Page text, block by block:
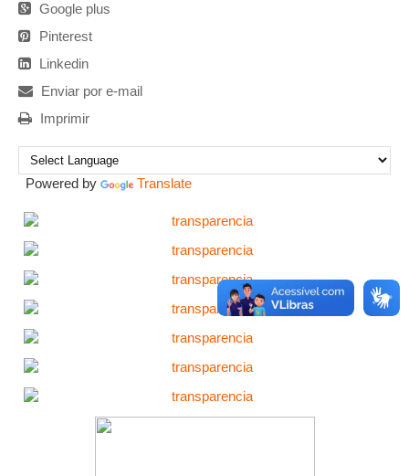
Google plus
Pinterest
Linkedin
Enviar por e-mail
Imprimir
Powered by Translate